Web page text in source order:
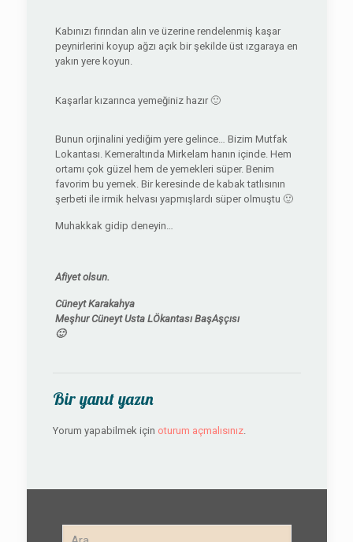
Kabınızı fırından alın ve üzerine rendelenmiş kaşar
peynirlerini koyup ağzı açık bir şekilde üst ızgaraya en
yakın yere koyun.
Kaşarlar kızarınca yemeğiniz hazır 🙂
Bunun orjinalini yediğim yere gelince… Bizim Mutfak
Lokantası. Kemeraltında Mirkelam hanın içinde. Hem
ortamı çok güzel hem de yemekleri süper. Benim
favorim bu yemek. Bir keresinde de kabak tatlısının
şerbeti ile irmik helvası yapmışlardı süper olmuştu 🙂
Muhakkak gidip deneyin…
Afiyet olsun.
Cüneyt Karakahya
Meşhur Cüneyt Usta LÖkantası BaşAşçısı
🙂
Bir yanıt yazın
Yorum yapabilmek için oturum açmalısınız.